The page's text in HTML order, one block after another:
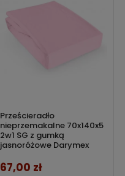
Prześcieradło
nieprzemakalne 70x140x5
2w1 SG z gumką
jasnoróżowe Darymex
Cena
67,00 zł